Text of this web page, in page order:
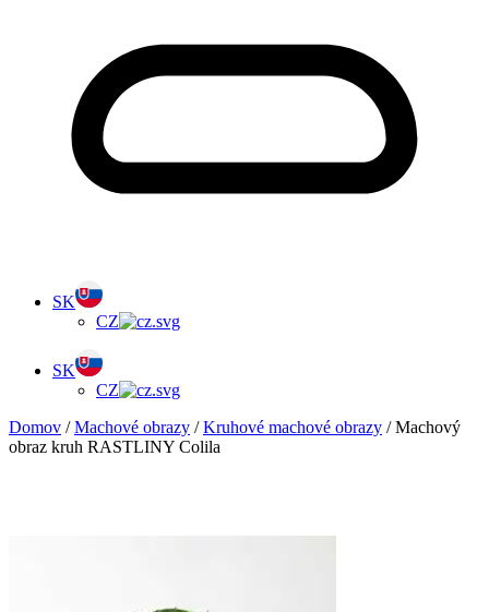
SK
CZ
SK
CZ
Domov /Machové obrazy /Kruhové machové obrazy / Machový
obraz kruh RASTLINY Colila